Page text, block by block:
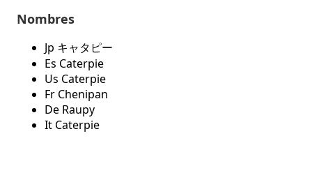
Nombres
Jp キャタピー
Es Caterpie
Us Caterpie
Fr Chenipan
De Raupy
It Caterpie